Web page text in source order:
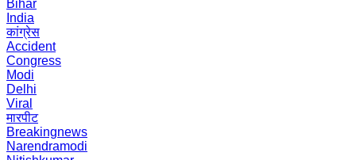
Bihar
India
कांग्रेस
Accident
Congress
Modi
Delhi
Viral
मारपीट
Breakingnews
Narendramodi